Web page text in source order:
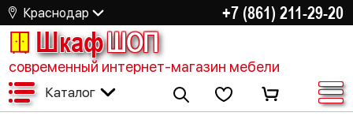
Краснодар +7 (861) 211-29-20
ШкафШОП
современный интернет-магазин мебели
Каталог